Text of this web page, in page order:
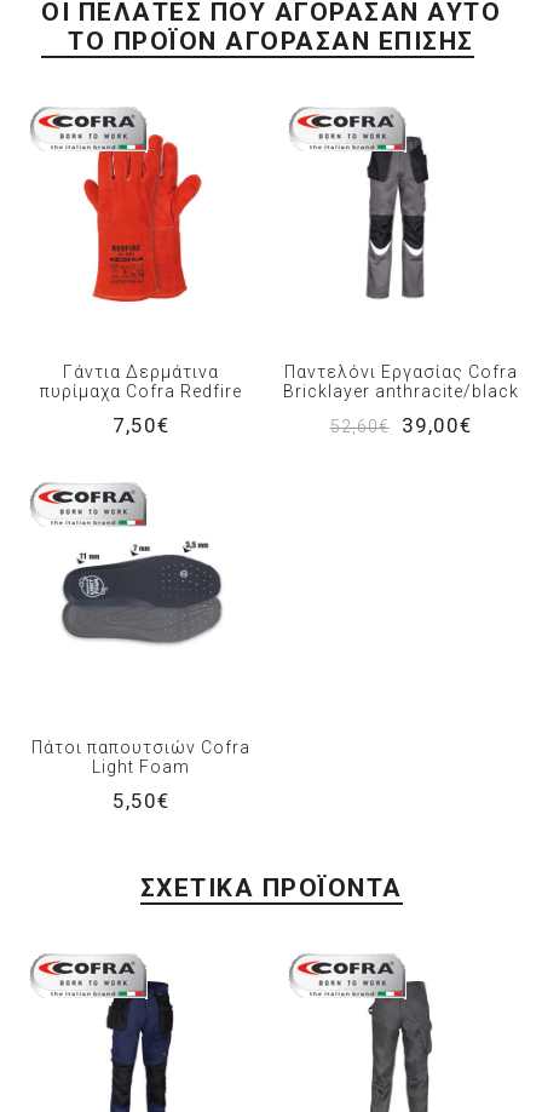
ΟΙ ΠΕΛΆΤΕΣ ΠΟΥ ΑΓΌΡΑΣΑΝ ΑΥΤΌ
ΤΟ ΠΡΟΪΌΝ ΑΓΌΡΑΣΑΝ ΕΠΊΣΗΣ
Γάντια Δερμάτινα
πυρίμαχα Cofra Redfire
7,50€
Παντελόνι Εργασίας Cofra
Bricklayer anthracite/black
52,60€
39,00€
Πάτοι παπουτσιών Cofra
Light Foam
5,50€
ΣΧΕΤΙΚΆ ΠΡΟΪΌΝΤΑ